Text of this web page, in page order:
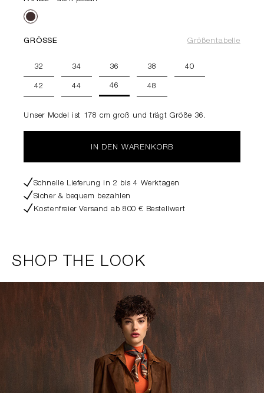
GRÖSSE Größentabelle
32 34 36 38 40
42 44 46 48
Unser Model ist 178 cm groß und trägt Größe 36.
IN DEN WARENKORB
Schnelle Lieferung in 2 bis 4 Werktagen
Sicher & bequem bezahlen
Kostenfreier Versand ab 800 € Bestellwert
SHOP THE LOOK